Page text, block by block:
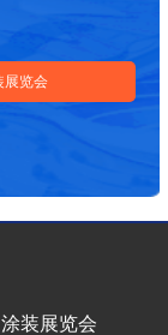
展览会
装展览会